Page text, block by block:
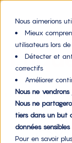
Nous aimerions
Mieux
utilisateurs lors
Détecter et
correctifs
Améliorer
Nous ne
Nous ne
tiers dans un but
données
Pour en savoir
Le GOODpower